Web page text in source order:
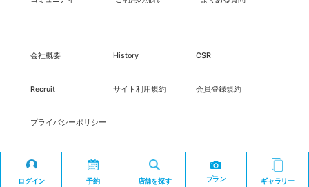
ログイン 予約 店舗を探す プラン ギャラリー
会社概要 History CSR
Recruit サイト利用規約 会員登録規約
プライバシーポリシー